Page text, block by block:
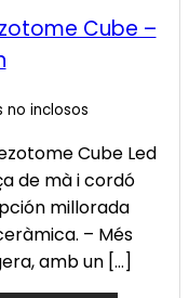
Cube –
no inclosos
Cube Led
de mà i cordó
millorada
– Més
amb un […]